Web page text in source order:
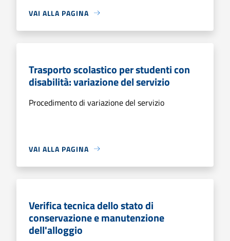
VAI ALLA PAGINA
Trasporto scolastico per studenti con
disabilità: variazione del servizio
Procedimento di variazione del servizio
VAI ALLA PAGINA
Verifica tecnica dello stato di
conservazione e manutenzione
dell'alloggio